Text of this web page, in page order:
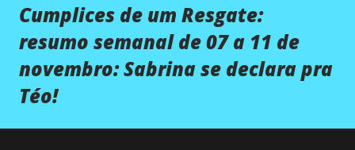
Cumplices de um Resgate:
resumo semanal de 07 a 11 de
novembro: Sabrina se declara pra
Téo!